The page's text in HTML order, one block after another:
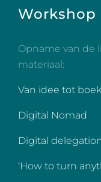
Opname van de
materiaal:
Van idee tot boek
Digital Nomad
Digital
‘How to turn